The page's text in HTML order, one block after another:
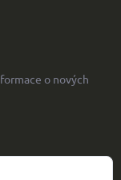
o nových